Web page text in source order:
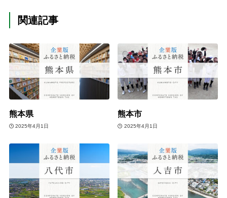
関連記事
熊本県
2025年4月1日
熊本市
2025年4月1日